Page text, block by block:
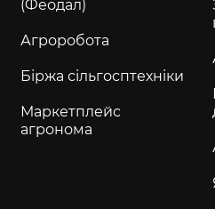
(Феодал)
Агроробота
Біржа сільгосптехніки
Маркетплейс
агронома